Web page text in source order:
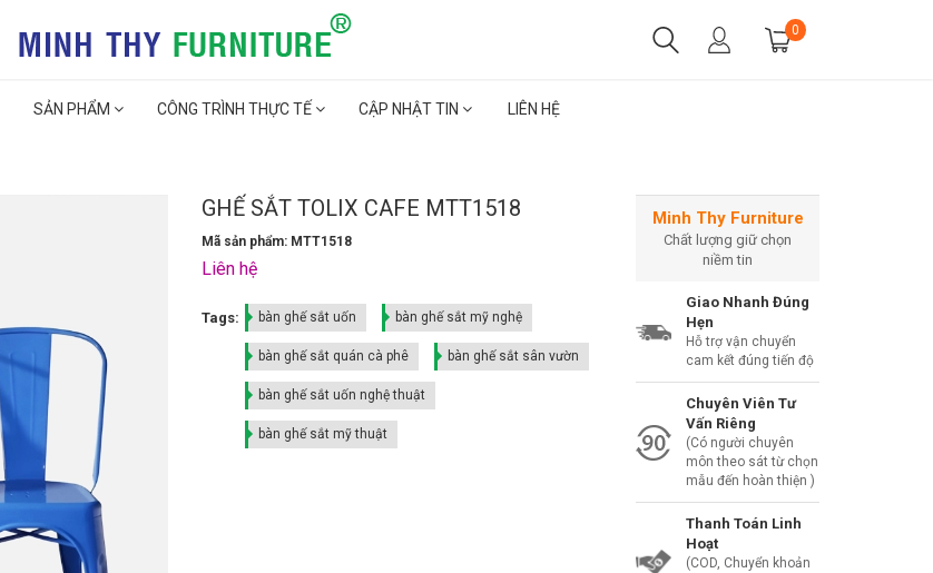
0
SẢN PHẨM CÔNG TRÌNH THỰC TẾ CẬP NHẬT TIN LIÊN HỆ
GHẾ SẮT TOLIX CAFE MTT1518
Mã sản phẩm: MTT1518
Liên hệ
Tags: bàn ghế sắt uốn bàn ghế sắt mỹ nghệ
bàn ghế sắt quán cà phê bàn ghế sắt sân vườn
bàn ghế sắt uốn nghệ thuật
bàn ghế sắt mỹ thuật
Minh Thy Furniture
Chất lượng giữ chọn
niềm tin
Giao Nhanh Đúng
Hẹn
Hỗ trợ vận chuyển
cam kết đúng tiến độ
Chuyên Viên Tư
Vấn Riêng
(Có người chuyên
môn theo sát từ chọn
mẫu đến hoàn thiện )
Thanh Toán Linh
Hoạt
(COD, Chuyển khoản